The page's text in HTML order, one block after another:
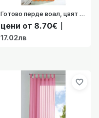
Готово перде воал, цвят Оранжев с перделик и уши, 175х140*225х140*245x140 см. код-61175 41022736
цени от 8.70€
17.02лв
favorite_border